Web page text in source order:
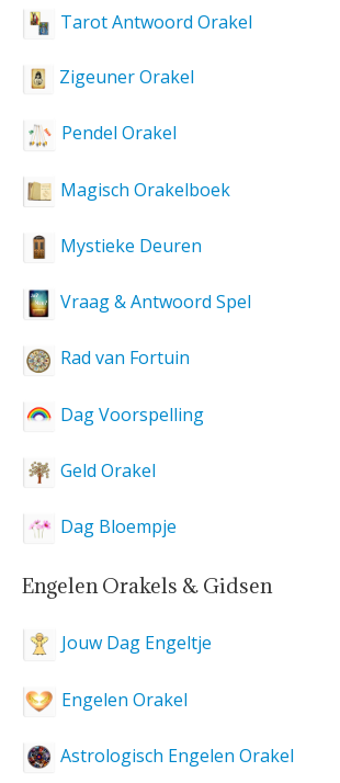
Tarot Antwoord Orakel
Zigeuner Orakel
Pendel Orakel
Magisch Orakelboek
Mystieke Deuren
Vraag & Antwoord Spel
Rad van Fortuin
Dag Voorspelling
Geld Orakel
Dag Bloempje
Engelen Orakels & Gidsen
Jouw Dag Engeltje
Engelen Orakel
Astrologisch Engelen Orakel